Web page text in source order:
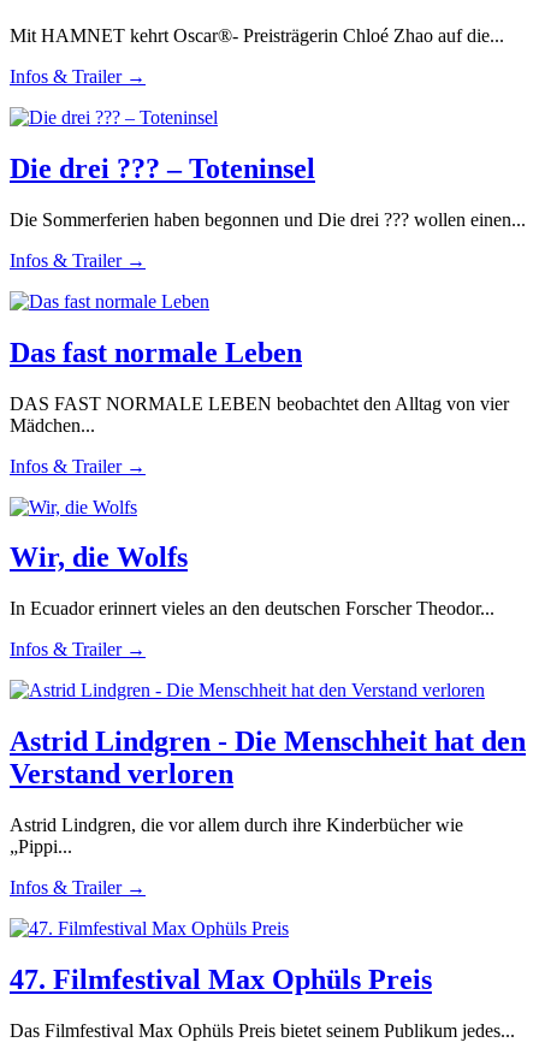
Mit HAMNET kehrt Oscar®- Preisträgerin Chloé Zhao auf die...
Infos & Trailer →
Die drei ??? – Toteninsel
Die Sommerferien haben begonnen und Die drei ??? wollen einen...
Infos & Trailer →
Das fast normale Leben
DAS FAST NORMALE LEBEN beobachtet den Alltag von vier
Mädchen...
Infos & Trailer →
Wir, die Wolfs
In Ecuador erinnert vieles an den deutschen Forscher Theodor...
Infos & Trailer →
Astrid Lindgren - Die Menschheit hat den
Verstand verloren
Astrid Lindgren, die vor allem durch ihre Kinderbücher wie
„Pippi...
Infos & Trailer →
47. Filmfestival Max Ophüls Preis
Das Filmfestival Max Ophüls Preis bietet seinem Publikum jedes...